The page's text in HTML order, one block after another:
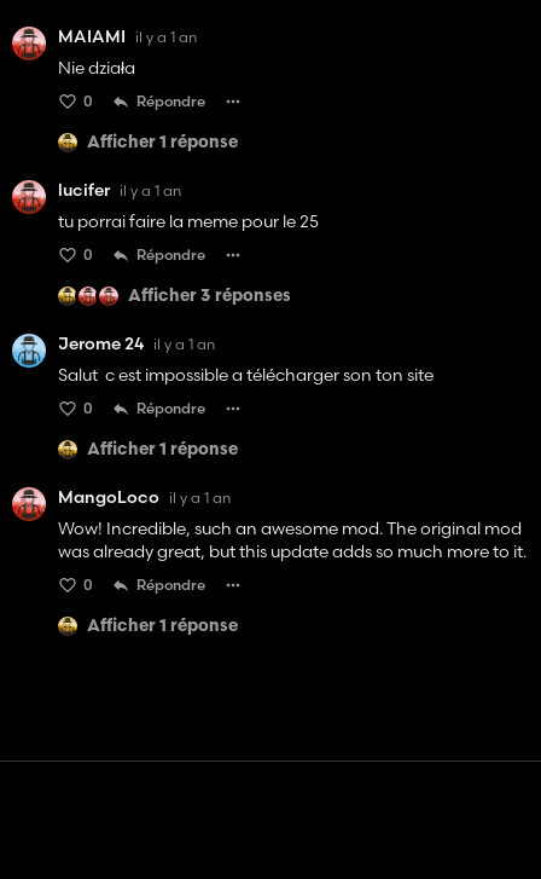
MAIAMI il y a 1 an
Nie działa
0 Répondre
Afficher 1 réponse
lucifer il y a 1 an
tu porrai faire la meme pour le 25
0 Répondre
Afficher 3 réponses
Jerome 24 il y a 1 an
Salut c est impossible a télécharger son ton site
0 Répondre
Afficher 1 réponse
MangoLoco il y a 1 an
Wow! Incredible, such an awesome mod. The original mod
was already great, but this update adds so much more to it.
0 Répondre
Afficher 1 réponse